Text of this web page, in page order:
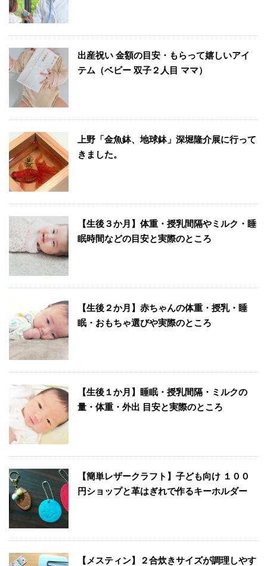
出産祝い 金額の目安・もらって嬉しいアイ
テム（ベビー 双子２人目 ママ）
上野「金魚鉢、地球鉢」深堀隆介展に行って
きました。
【生後３か月】体重・授乳間隔やミルク・睡
眠時間などの目安と実際のところ
【生後２か月】赤ちゃんの体重・授乳・睡
眠・おもちゃ選びや実際のところ
【生後１か月】睡眠・授乳間隔・ミルクの
量・体重・外出 目安と実際のところ
【簡単レザークラフト】子ども向け １００
円ショップと革はぎれで作るキーホルダー
【メスティン】２合炊きサイズが調理しやす